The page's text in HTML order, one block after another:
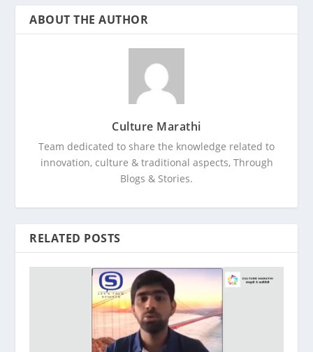
ABOUT THE AUTHOR
Culture Marathi
Team dedicated to share the knowledge related to
innovation, culture & traditional aspects, Through
Blogs & Stories.
RELATED POSTS